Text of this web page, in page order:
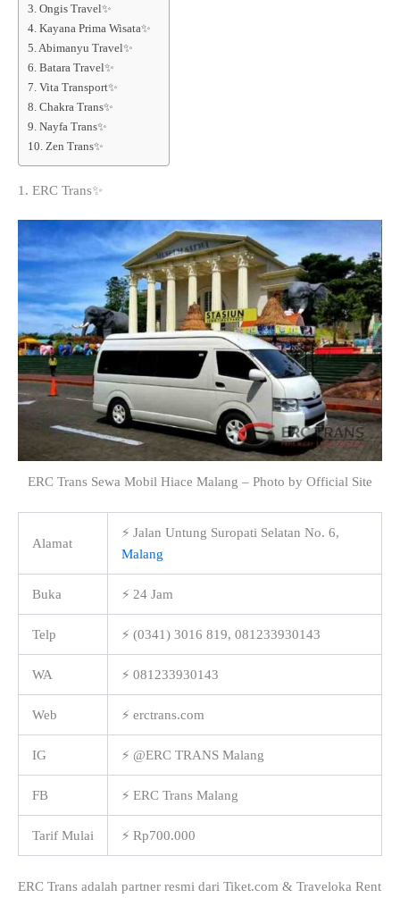
3. Ongis Travel✨
4. Kayana Prima Wisata✨
5. Abimanyu Travel✨
6. Batara Travel✨
7. Vita Transport✨
8. Chakra Trans✨
9. Nayfa Trans✨
10. Zen Trans✨
1. ERC Trans✨
ERC Trans Sewa Mobil Hiace Malang – Photo by Official Site
Alamat
⚡ Jalan Untung Suropati Selatan No. 6,
Malang
Buka ⚡ 24 Jam
Telp ⚡ (0341) 3016 819, 081233930143
WA ⚡ 081233930143
Web ⚡ erctrans.com
IG ⚡ @ERC TRANS Malang
FB ⚡ ERC Trans Malang
Tarif Mulai ⚡ Rp700.000
ERC Trans adalah partner resmi dari Tiket.com & Traveloka Rent